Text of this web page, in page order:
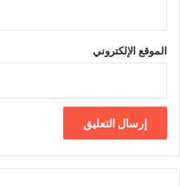
الموقع الإلكتروني